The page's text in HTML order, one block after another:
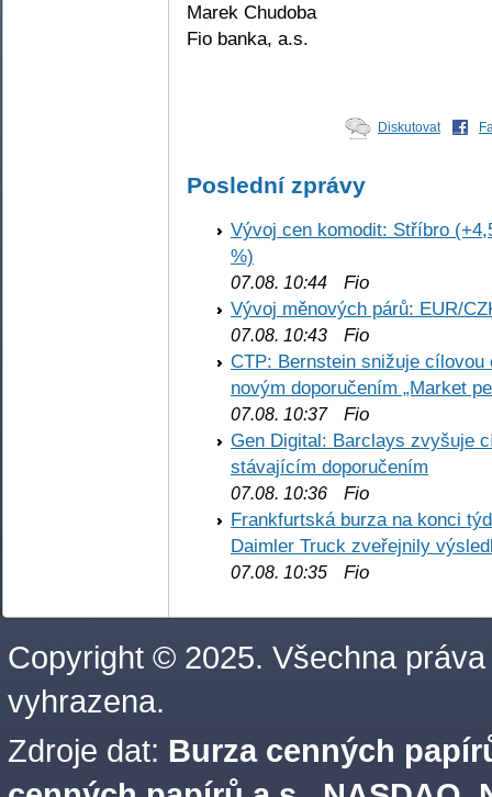
Marek Chudoba
Fio banka, a.s.
Diskutovat
Poslední zprávy
Vývoj cen komodit: Stříbro
%)
07.08. 10:44 Fio
Vývoj měnových párů: EUR/
07.08. 10:43 Fio
CTP: Bernstein snižuje
novým doporučením „Market
07.08. 10:37Fio
Gen Digital: Barclays zvyšuje
stávajícím doporučením
07.08. 10:36 Fio
Frankfurtská burza na konci
Daimler Truck zveřejnily
07.08. 10:35 Fio
Copyright © 2025. Všechna práva
vyhrazena.
Zdroje dat: Burza cenných